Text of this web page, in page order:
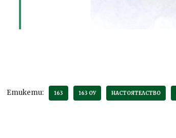
Етикети: 163 163 ОУ НАСТОЯТЕЛСТВО